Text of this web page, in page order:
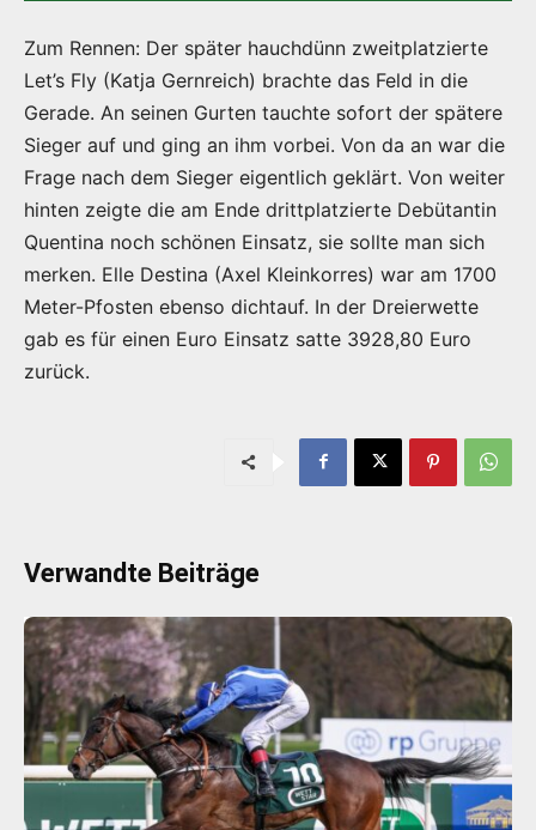
Zum Rennen: Der später hauchdünn zweitplatzierte
Let’s Fly (Katja Gernreich) brachte das Feld in die
Gerade. An seinen Gurten tauchte sofort der spätere
Sieger auf und ging an ihm vorbei. Von da an war die
Frage nach dem Sieger eigentlich geklärt. Von weiter
hinten zeigte die am Ende drittplatzierte Debütantin
Quentina noch schönen Einsatz, sie sollte man sich
merken. Elle Destina (Axel Kleinkorres) war am 1700
Meter-Pfosten ebenso dichtauf. In der Dreierwette
gab es für einen Euro Einsatz satte 3928,80 Euro
zurück.
Verwandte Beiträge